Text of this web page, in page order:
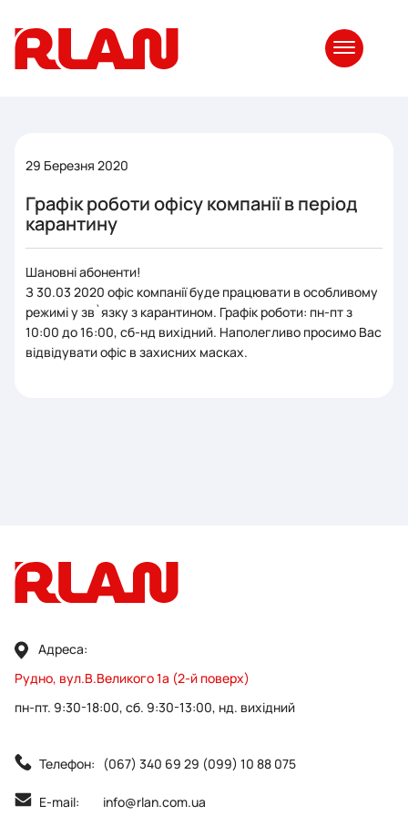
29 Березня 2020
Графік роботи офісу компанії в період
карантину
Шановні абоненти!
З 30.03 2020 офіс компанії буде працювати в особливому
режимі у зв`язку з карантином. Графік роботи: пн-пт з
10:00 до 16:00, сб-нд вихідний. Наполегливо просимо Вас
відвідувати офіс в захисних масках.
Адреса:
Рудно, вул.В.Великого 1а (2-й поверх)
пн-пт. 9:30-18:00, сб. 9:30-13:00, нд. вихідний
Телефон: (067) 340 69 29 (099) 10 88 075
E-mail: info@rlan.com.ua